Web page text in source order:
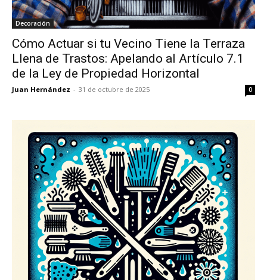
Decoración
Cómo Actuar si tu Vecino Tiene la Terraza
Llena de Trastos: Apelando al Artículo 7.1
de la Ley de Propiedad Horizontal
Juan Hernández - 31 de octubre de 2025 0